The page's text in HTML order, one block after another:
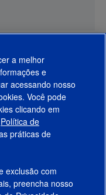
a melhor
e
acessando nosso
Você pode
clicando em
Política de
práticas de
exclusão com
preencha nosso